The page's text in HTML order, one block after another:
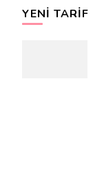
YENI TARIF